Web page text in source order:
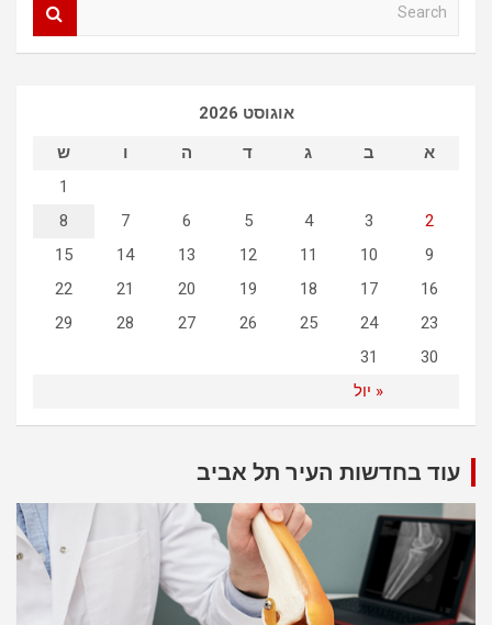
אוגוסט 2026
א
ב ג ד ה ו ש
« יול
1
2
3
4
5
6
7
8
9
10
11
12
13
14
15
16
17
18
19
20
21
22
23
24
25
26
27
28
29
30
31
עוד בחדשות העיר תל אביב